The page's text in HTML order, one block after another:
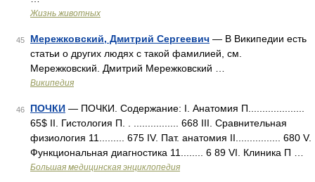
Жизнь животных
45 Мережковский, Дмитрий Сергеевич — В Википедии есть
статьи о других людях с такой фамилией, см.
Мережковский. Дмитрий Мережковский …
Википедия
46 ПОЧКИ — ПОЧКИ. Содержание: I. Анатомия П....................
65$ II. Гистология П. . ................ 668 III. Сравнительная
физиология 11......... 675 IV. Пат. анатомия II................ 680 V.
Функциональная диагностика 11........ 6 89 VІ. Клиника П …
Большая медицинская энциклопедия